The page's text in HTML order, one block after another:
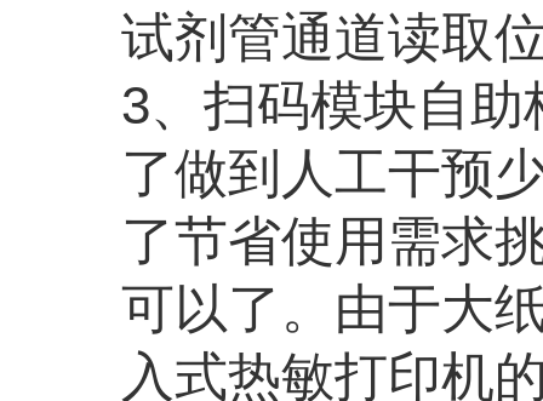
试剂管通道读取
3、扫码模块自
了做到人工干预
了节省使用需求
可以了。由于大
入式热敏打印机